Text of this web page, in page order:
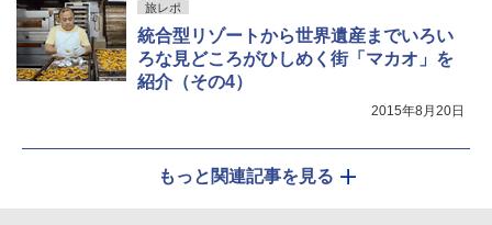
旅レポ
統合型リゾートから世界遺産までいろい
ろな見どころがひしめく街「マカオ」を
紹介（その4）
2015年8月20日
もっと関連記事を見る